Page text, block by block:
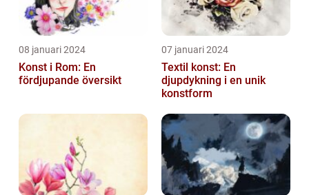
08 januari 2024
Konst i Rom: En
fördjupande översikt
07 januari 2024
Textil konst: En
djupdykning i en unik
konstform